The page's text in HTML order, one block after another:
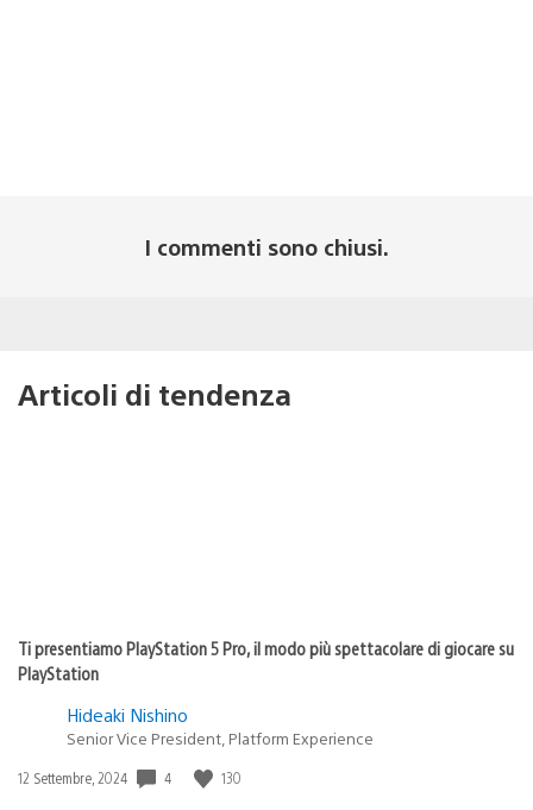
I commenti sono chiusi.
Articoli di tendenza
Ti presentiamo PlayStation 5 Pro, il modo più spettacolare di giocare su
PlayStation
Hideaki Nishino
Senior Vice President, Platform Experience
Data
12 Settembre, 2024 4 130